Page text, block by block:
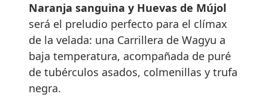
Naranja sanguina y Huevas de Mújol
será el preludio perfecto para el clímax
de la velada: una Carrillera de Wagyu a
baja temperatura, acompañada de puré
de tubérculos asados, colmenillas y trufa
negra.